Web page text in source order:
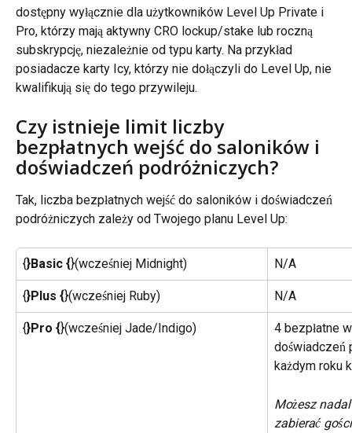
dostępny wyłącznie dla użytkowników Level Up Private i
Pro, którzy mają aktywny CRO lockup/stake lub roczną
subskrypcję, niezależnie od typu karty. Na przykład
posiadacze karty Icy, którzy nie dołączyli do Level Up, nie
kwalifikują się do tego przywileju.
Czy istnieje limit liczby
bezpłatnych wejść do saloników i
doświadczeń podróżniczych?
Tak, liczba bezpłatnych wejść do saloników i doświadczeń
podróżniczych zależy od Twojego planu Level Up:
{}Basic {}(wcześniej Midnight) N/A
{}Plus {}(wcześniej Ruby) N/A
{}Pro {}(wcześniej Jade/Indigo)
4 bezpłatne
doświadczeń
każdym roku
Możesz
zabierać